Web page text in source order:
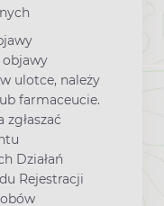
objawy
ulotce, należy
farmaceucie.
zgłaszać
Działań
Rejestracji